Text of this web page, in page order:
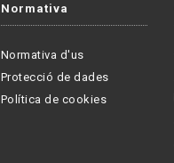
Normativa
Normativa d'us
Protecció de dades
Política de cookies